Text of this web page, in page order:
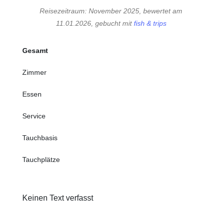
Reisezeitraum: November 2025, bewertet am
11.01.2026, gebucht mitfish & trips
Gesamt
Zimmer
Essen
Service
Tauchbasis
Tauchplätze
Keinen Text verfasst